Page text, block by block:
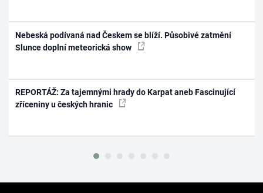
Nebeská podívaná nad Českem se blíží. Působivé zatmění
Slunce doplní meteorická show
REPORTÁŽ: Za tajemnými hrady do Karpat aneb Fascinující
zříceniny u českých hranic